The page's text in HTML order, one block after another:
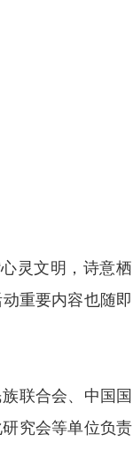
灵文明，诗意栖
重要内容也随即
联合会、中国国
究会等单位负责